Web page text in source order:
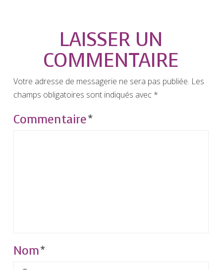
LAISSER UN
COMMENTAIRE
Votre adresse de messagerie ne sera pas publiée. Les
champs obligatoires sont indiqués avec *
Commentaire*
Nom*